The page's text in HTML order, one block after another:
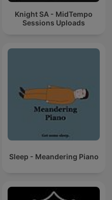
Knight SA - MidTempo
Sessions Uploads
Sleep - Meandering Piano